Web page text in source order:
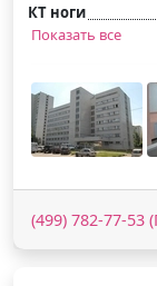
КТ ноги
Показать все
(499) 782-77-53